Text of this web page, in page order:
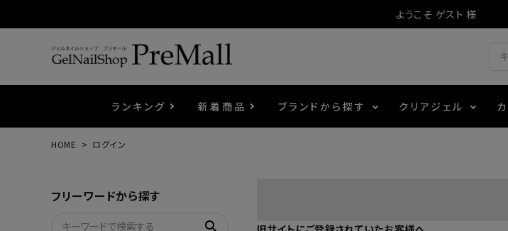
ようこそ ゲスト 様
ランキング 新着商品 ブランドから探す クリアジェル
HOME ログイン
フリーワードから探す
search